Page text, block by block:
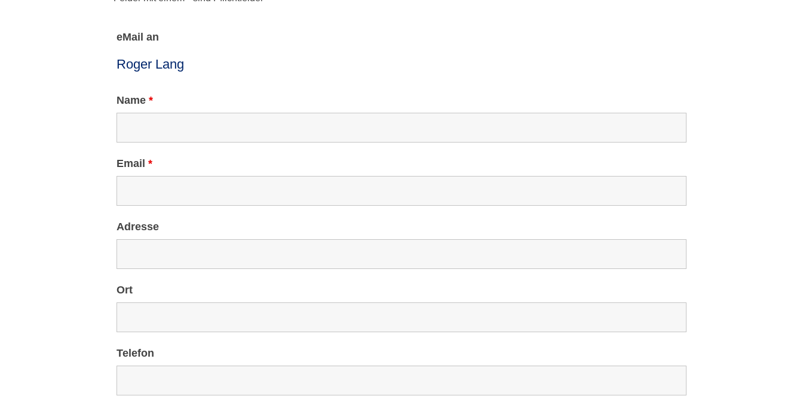
eMail an
Name *
Email *
Adresse
Ort
Telefon